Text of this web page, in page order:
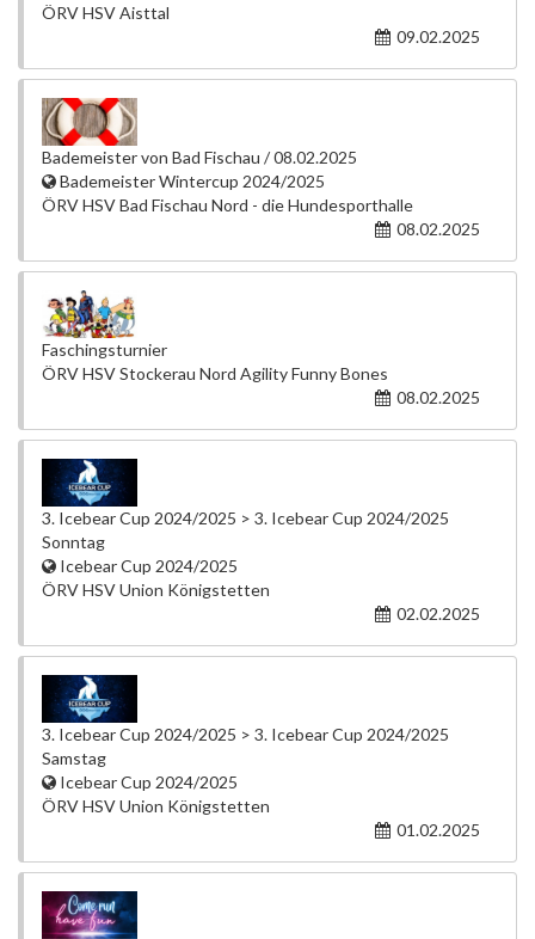
ÖRV HSV Aisttal
09.02.2025
Bademeister von Bad Fischau / 08.02.2025
Bademeister Wintercup 2024/2025
ÖRV HSV Bad Fischau Nord - die Hundesporthalle
08.02.2025
Faschingsturnier
ÖRV HSV Stockerau Nord Agility Funny Bones
08.02.2025
3. Icebear Cup 2024/2025 > 3. Icebear Cup 2024/2025
Sonntag
Icebear Cup 2024/2025
ÖRV HSV Union Königstetten
02.02.2025
3. Icebear Cup 2024/2025 > 3. Icebear Cup 2024/2025
Samstag
Icebear Cup 2024/2025
ÖRV HSV Union Königstetten
01.02.2025